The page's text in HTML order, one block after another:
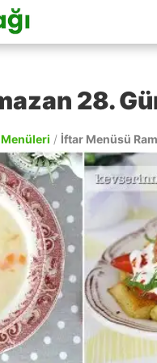
28.
/ İftar Menüsü